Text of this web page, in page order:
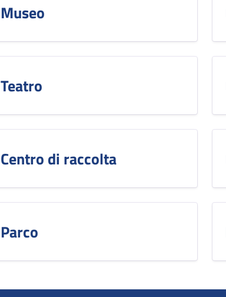
Museo
Teatro
Centro di raccolta
Parco